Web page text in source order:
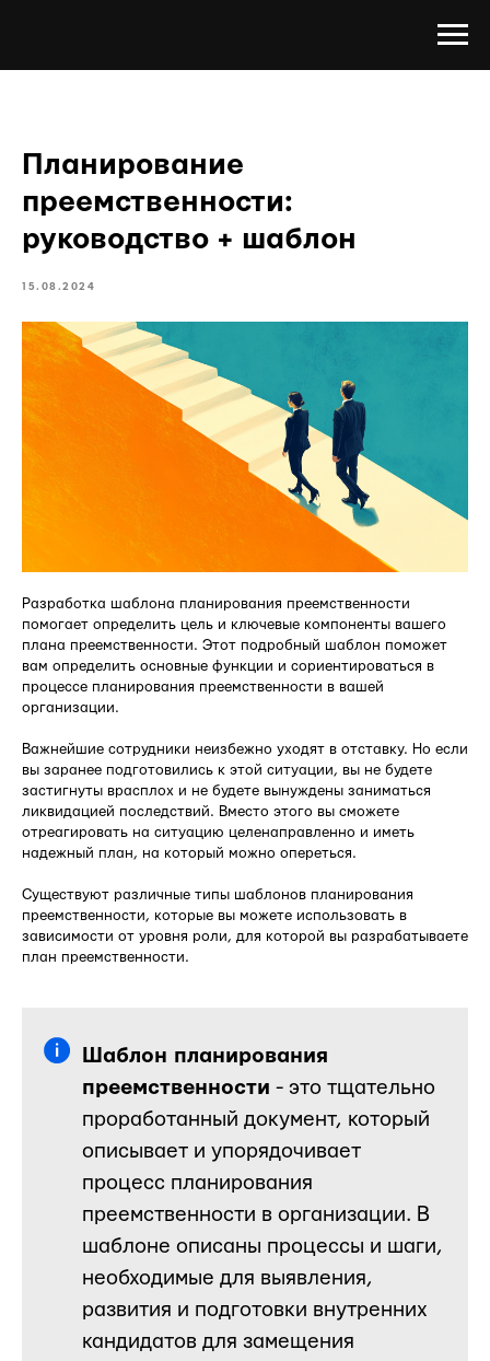
Планирование
преемственности:
руководство + шаблон
15.08.2024
Разработка шаблона планирования преемственности
помогает определить цель и ключевые компоненты вашего
плана преемственности. Этот подробный шаблон поможет
вам определить основные функции и сориентироваться в
процессе планирования преемственности в вашей
организации.
Важнейшие сотрудники неизбежно уходят в отставку. Но если
вы заранее подготовились к этой ситуации, вы не будете
застигнуты врасплох и не будете вынуждены заниматься
ликвидацией последствий. Вместо этого вы сможете
отреагировать на ситуацию целенаправленно и иметь
надежный план, на который можно опереться.
Существуют различные типы шаблонов планирования
преемственности, которые вы можете использовать в
зависимости от уровня роли, для которой вы разрабатываете
план преемственности.
Шаблон планирования
преемственности - это тщательно
проработанный документ, который
описывает и упорядочивает
процесс планирования
преемственности в организации. В
шаблоне описаны процессы и шаги,
необходимые для выявления,
развития и подготовки внутренних
кандидатов для замещения